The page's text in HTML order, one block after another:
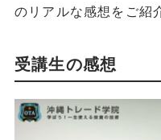
のリアルな感想をご紹
受講生の感想